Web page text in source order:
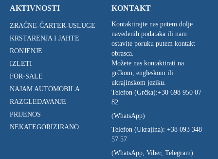
AKTIVNOSTI
ZRAČNE-ČARTER-USLUGE
KRSTARENJA I JAHTE
RONJENJE
IZLETI
FOR-SALE
NAJAM AUTOMOBILA
RAZGLEDAVANJE
PRIJENOS
NEKATEGORIZIRANO
KONTAKT
Kontaktirajte nas putem dolje
navedenih podataka ili nam
ostavite poruku putem kontakt
obrasca.
Možete nas kontaktirati na
grčkom, engleskom ili
ukrajinskom jeziku.
Telefon (Grčka):+30 698 950 07
82
(WhatsApp)
Telefon (Ukrajina): +38 093 348
57 57
(WhatsApp, Viber, Telegram)